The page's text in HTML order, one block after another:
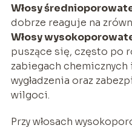
Włosy
dobrze reaguje na
Włosy
puszące się, często po
zabiegach
wygładzenia oraz
wilgoci.
Przy włosach